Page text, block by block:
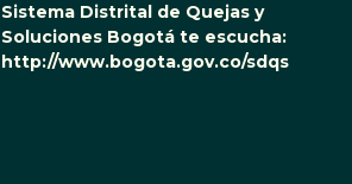
Sistema Distrital de Quejas y
Soluciones Bogotá te escucha:
http://www.bogota.gov.co/sdqs